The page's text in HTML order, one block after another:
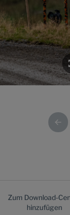
Zum Download-
hinzufügen